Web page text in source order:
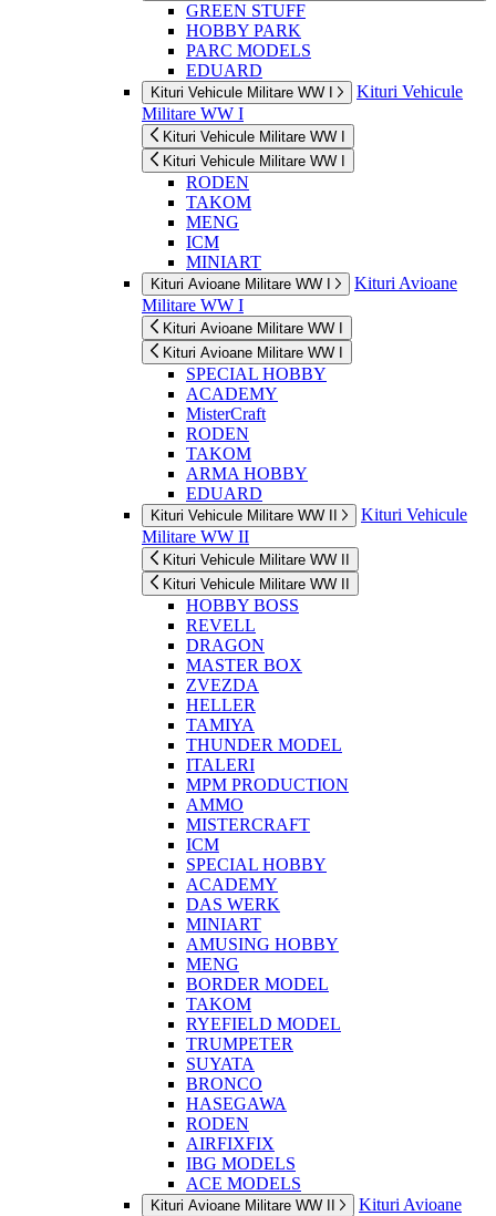
GREEN STUFF
HOBBY PARK
PARC MODELS
EDUARD
Kituri Vehicule Militare WW I
Kituri Vehicule
Militare WW I
Kituri Vehicule Militare WW I
Kituri Vehicule Militare WW I
RODEN
TAKOM
MENG
ICM
MINIART
Kituri Avioane Militare WW I
Kituri Avioane
Militare WW I
Kituri Avioane Militare WW I
Kituri Avioane Militare WW I
SPECIAL HOBBY
ACADEMY
MisterCraft
RODEN
TAKOM
ARMA HOBBY
EDUARD
Kituri Vehicule Militare WW II
Kituri Vehicule
Militare WW II
Kituri Vehicule Militare WW II
Kituri Vehicule Militare WW II
HOBBY BOSS
REVELL
DRAGON
MASTER BOX
ZVEZDA
HELLER
TAMIYA
THUNDER MODEL
ITALERI
MPM PRODUCTION
AMMO
MISTERCRAFT
ICM
SPECIAL HOBBY
ACADEMY
DAS WERK
MINIART
AMUSING HOBBY
MENG
BORDER MODEL
TAKOM
RYEFIELD MODEL
TRUMPETER
SUYATA
BRONCO
HASEGAWA
RODEN
AIRFIXFIX
IBG MODELS
ACE MODELS
Kituri Avioane Militare WW II
Kituri Avioane